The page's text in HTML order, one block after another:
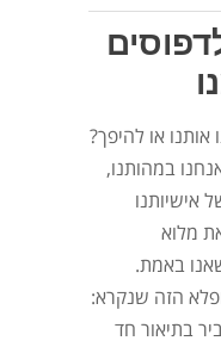
או להיפך?
במהותנו,
אישיותנו
מלוא
באמת.
הזה שנקרא:
בתיאור חד